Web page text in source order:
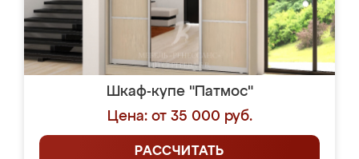
Шкаф-купе "Патмос"
Цена: от 35 000 руб.
РАССЧИТАТЬ